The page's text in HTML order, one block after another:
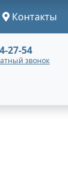
Контакты
27-54
звонок